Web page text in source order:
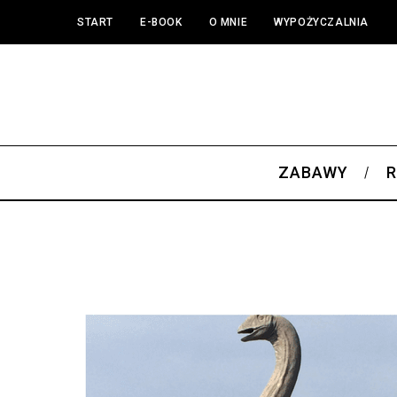
START E-BOOK O MNIE WYPOŻYCZALNIA
ZABAWY